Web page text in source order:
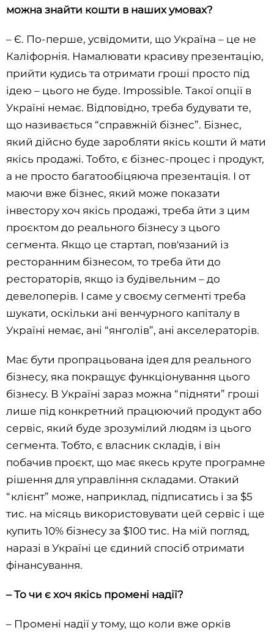
можна знайти кошти в наших умовах?
– Є. По-перше, усвідомити, що Україна – це не
Каліфорнія. Намалювати красиву презентацію,
прийти кудись та отримати гроші просто під
ідею – цього не буде. Impossible. Такої опції в
Україні немає. Відповідно, треба будувати те,
що називається “справжній бізнес”. Бізнес,
який дійсно буде заробляти якісь кошти й мати
якісь продажі. Тобто, є бізнес-процес і продукт,
а не просто багатообіцяюча презентація. І от
маючи вже бізнес, який може показати
інвестору хоч якісь продажі, треба йти з цим
проєктом до реального бізнесу з цього
сегмента. Якщо це стартап, пов'язаний із
ресторанним бізнесом, то треба йти до
рестораторів, якщо із будівельним – до
девелоперів. І саме у своєму сегменті треба
шукати, оскільки ані венчурного капіталу в
Україні немає, ані “янголів”, ані акселераторів.
Має бути пропрацьована ідея для реального
бізнесу, яка покращує функціонування цього
бізнесу. В Україні зараз можна “підняти” гроші
лише під конкретний працюючий продукт або
сервіс, який буде зрозумілий людям із цього
сегмента. Тобто, є власник складів, і він
побачив проєкт, що має якесь круте програмне
рішення для управління складами. Отакий
“клієнт” може, наприклад, підписатись і за $5
тис. на місяць використовувати цей сервіс і ще
купить 10% бізнесу за $100 тис. На мій погляд,
наразі в Україні це єдиний спосіб отримати
фінансування.
– То чи є хоч якісь промені надії?
– Промені надії у тому, що коли вже орків